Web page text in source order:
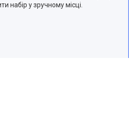
набір у зручному місці.